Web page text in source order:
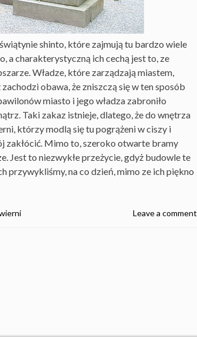
shinto, które zajmują tu bardzo wiele
a charakterystyczną ich cechą jest to, ze
Władze, które zarządzają miastem,
obawa, że zniszczą się w ten sposób
miasto i jego władza zabroniło
Taki zakaz istnieje, dlatego, że do wnętrza
którzy modlą się tu pogrążeni w ciszy i
zakłócić. Mimo to, szeroko otwarte bramy
Jest to niezwykłe przeżycie, gdyż budowle te
przywykliśmy, na co dzień, mimo ze ich piękno
Leave a comment